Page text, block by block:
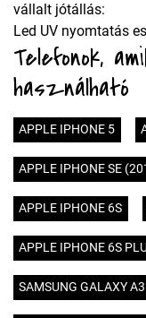
vállalt jótállás:
Led UV nyomtatás
Telefonok,
használható
APPLE IPHONE 5
APPLE IPHONE SE
APPLE IPHONE 6S
APPLE IPHONE 6S
SAMSUNG GALAXY